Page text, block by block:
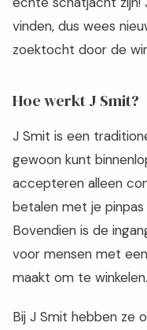
vinden, dus wees
zoektocht door de
Hoe werkt J Smit?
J Smit is een
gewoon kunt
accepteren alleen
betalen met je
Bovendien is de
voor mensen met
maakt om te winkelen.
Bij J Smit hebben ze